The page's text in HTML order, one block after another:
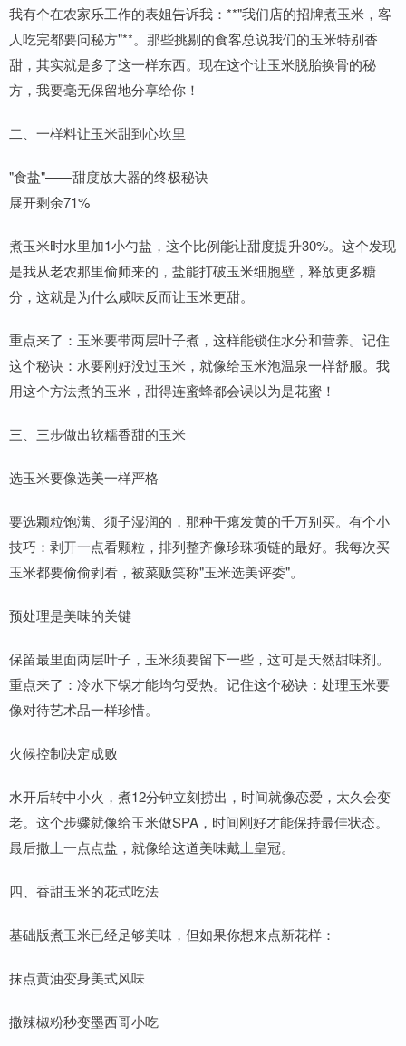
我有个在农家乐工作的表姐告诉我：**"我们店的招牌煮玉米，客
人吃完都要问秘方"**。那些挑剔的食客总说我们的玉米特别香
甜，其实就是多了这一样东西。现在这个让玉米脱胎换骨的秘
方，我要毫无保留地分享给你！
二、一样料让玉米甜到心坎里
"食盐"——甜度放大器的终极秘诀
展开剩余71%
煮玉米时水里加1小勺盐，这个比例能让甜度提升30%。这个发现
是我从老农那里偷师来的，盐能打破玉米细胞壁，释放更多糖
分，这就是为什么咸味反而让玉米更甜。
重点来了：玉米要带两层叶子煮，这样能锁住水分和营养。记住
这个秘诀：水要刚好没过玉米，就像给玉米泡温泉一样舒服。我
用这个方法煮的玉米，甜得连蜜蜂都会误以为是花蜜！
三、三步做出软糯香甜的玉米
选玉米要像选美一样严格
要选颗粒饱满、须子湿润的，那种干瘪发黄的千万别买。有个小
技巧：剥开一点看颗粒，排列整齐像珍珠项链的最好。我每次买
玉米都要偷偷剥看，被菜贩笑称"玉米选美评委"。
预处理是美味的关键
保留最里面两层叶子，玉米须要留下一些，这可是天然甜味剂。
重点来了：冷水下锅才能均匀受热。记住这个秘诀：处理玉米要
像对待艺术品一样珍惜。
火候控制决定成败
水开后转中小火，煮12分钟立刻捞出，时间就像恋爱，太久会变
老。这个步骤就像给玉米做SPA，时间刚好才能保持最佳状态。
最后撒上一点点盐，就像给这道美味戴上皇冠。
四、香甜玉米的花式吃法
基础版煮玉米已经足够美味，但如果你想来点新花样：
抹点黄油变身美式风味
撒辣椒粉秒变墨西哥小吃